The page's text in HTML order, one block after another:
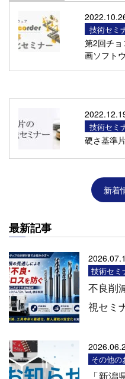
技術セミ
第2回チ
画ソフト
技術セミ
硬さ基準
新着
最新記事
技術セミ
不良削
視セミ
その他の
「新